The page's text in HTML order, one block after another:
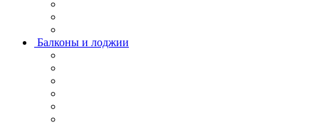
Балконы и лоджии